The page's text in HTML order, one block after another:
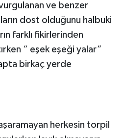
ve benzer
dost olduğunu halbuki
farklı fikirlerinden
“ eşek eşeği yalar”
birkaç yerde
herkesin torpil